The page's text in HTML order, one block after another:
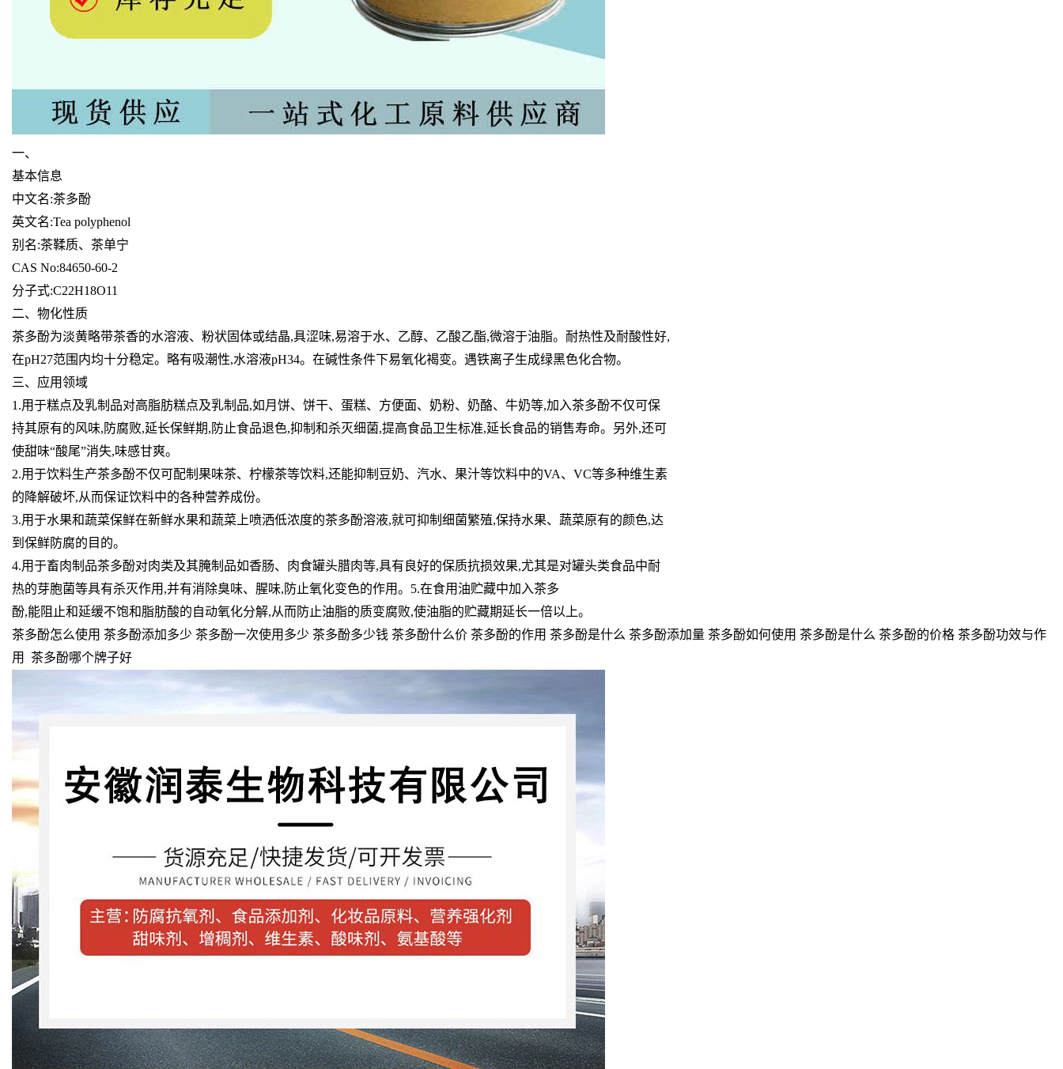
一、
基本信息
中文名:茶多酚
英文名:Tea polyphenol
别名:茶鞣质、茶单宁
CAS No:84650-60-2
分子式:C22H18O11
二、物化性质
茶多酚为淡黄略带茶香的水溶液、粉状固体或结晶,具涩味,易溶于水、乙醇、乙酸乙酯,微溶于油脂。耐热性及耐酸性好,
在pH27范围内均十分稳定。略有吸潮性,水溶液pH34。在碱性条件下易氧化褐变。遇铁离子生成绿黑色化合物。
三、应用领域
1.用于糕点及乳制品对高脂肪糕点及乳制品,如月饼、饼干、蛋糕、方便面、奶粉、奶酪、牛奶等,加入茶多酚不仅可保
持其原有的风味,防腐败,延长保鲜期,防止食品退色,抑制和杀灭细菌,提高食品卫生标准,延长食品的销售寿命。另外,还可
使甜味“酸尾”消失,味感甘爽。
2.用于饮料生产茶多酚不仅可配制果味茶、柠檬茶等饮料,还能抑制豆奶、汽水、果汁等饮料中的VA、VC等多种维生素
的降解破坏,从而保证饮料中的各种营养成份。
3.用于水果和蔬菜保鲜在新鲜水果和蔬菜上喷洒低浓度的茶多酚溶液,就可抑制细菌繁殖,保持水果、蔬菜原有的颜色,达
到保鲜防腐的目的。
4.用于畜肉制品茶多酚对肉类及其腌制品如香肠、肉食罐头腊肉等,具有良好的保质抗损效果,尤其是对罐头类食品中耐
热的芽胞菌等具有杀灭作用,并有消除臭味、腥味,防止氧化变色的作用。5.在食用油贮藏中加入茶多
酚,能阻止和延缓不饱和脂肪酸的自动氧化分解,从而防止油脂的质变腐败,使油脂的贮藏期延长一倍以上。
茶多酚怎么使用 茶多酚添加多少 茶多酚一次使用多少 茶多酚多少钱 茶多酚什么价 茶多酚的作用 茶多酚是什么 茶多酚添加量 茶多酚如何使用 茶多酚是什么 茶多酚的价格 茶多酚功效与作
用 茶多酚哪个牌子好